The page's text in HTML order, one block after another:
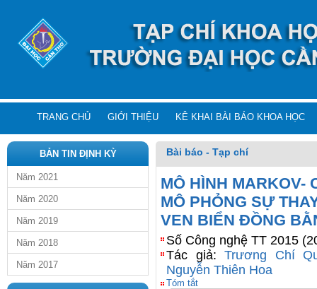
TRANG CHỦ GIỚI THIỆU KÊ KHAI BÀI BÁO KHOA HỌC
BẢN TIN ĐỊNH KỲ
Năm 2021
Năm 2020
Năm 2019
Năm 2018
Năm 2017
Bài báo - Tạp chí
MÔ HÌNH MARKOV-
MÔ PHỎNG SỰ
VEN BIỂN ĐỒNG
Số Công nghệ TT 2015
Tác giả:Trương Chí
Nguyễn Thiên Hoa
Tóm tắt